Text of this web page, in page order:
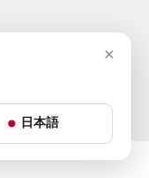
×
日本語